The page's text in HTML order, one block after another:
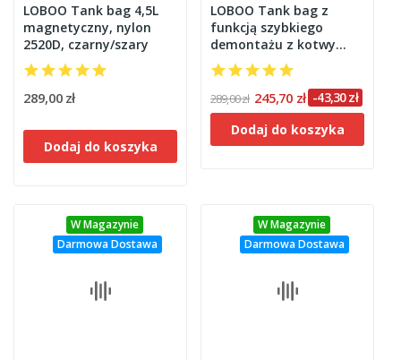
LOBOO Tank bag 4,5L
magnetyczny, nylon
2520D, czarny/szary
289,00 zł
Dodaj do koszyka
LOBOO Tank bag z
funkcją szybkiego
demontażu z kotwy
magnetycznej,
regulacja montażu
110mm, pojemność 2,5-
3,5L, czarny
289,00 zł 245,70 zł -43,30 zł
Dodaj do koszyka
W Magazynie
Darmowa Dostawa
W Magazynie
Darmowa Dostawa